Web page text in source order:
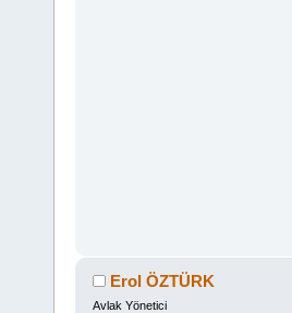
Erol ÖZTÜRK
Avlak Yönetici